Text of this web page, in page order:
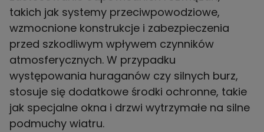
takich jak systemy przeciwpowodziowe,
wzmocnione konstrukcje i zabezpieczenia
przed szkodliwym wpływem czynników
atmosferycznych. W przypadku
występowania huraganów czy silnych burz,
stosuje się dodatkowe środki ochronne, takie
jak specjalne okna i drzwi wytrzymałe na silne
podmuchy wiatru.